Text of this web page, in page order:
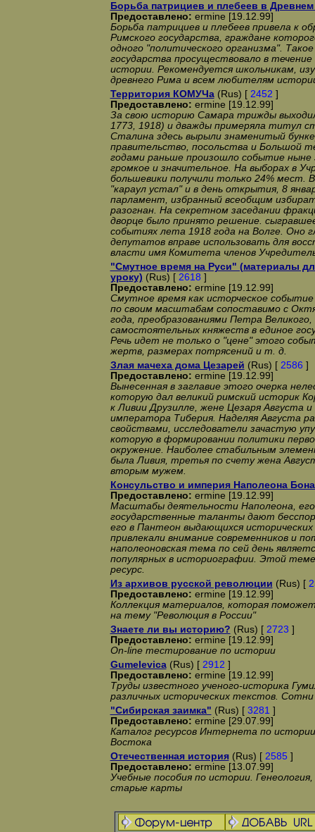
Борьба патрициев и плебеев в
Предоставлено: ermine [19.12.99]
Борьба патрициев и плебеев привела к
Римского государства, граждане
одного "политического организма".
государства просуществовало в течение
истории. Рекомендуется школьникам,
древнего Рима и всем любителям
Территория КОМУЧа(Rus) [ 2452 ]
Предоставлено: ermine [19.12.99]
За свою историю Самара трижды
1773, 1918) и дважды примеряла титул
Сталина здесь вырыли знаменитый
правительство, посольства и Большой
годами раньше произошло событие
громкое и значительное. На выборах в
большевики получили только 24% мест.
"караул устал" и в день открытия, 8
парламент, избранный всеобщим
разогнан. На секретном заседании
дворце было принято решение.
событиях лета 1918 года на Волге. Оно
депутатов вправе использовать для
власти имя Комитета членов
"Смутное время на Руси" (материалы
уроку) (Rus) [ 2618 ]
Предоставлено: ermine [19.12.99]
Смутное время как исторческое
по своим масштабам сопоставимо с
года, преобразованиями Петра
самостоятельных княжеств в единое
Речь идет не только о "цене" этого
жертв, размерах потрясений и т. д.
Злая мачеха дома Цезарей (Rus) [ 2586 ]
Предоставлено: ermine [19.12.99]
Вынесенная в заглавие этого очерка
которую дал великий римский историк
к Ливии Друзилле, жене Цезаря Августа
императора Тиберия. Наделяя Августа
свойствами, исследователи зачастую
которую в формировании политики
окружение. Наиболее стабильным
была Ливия, третья по счету жена
вторым мужем.
Консульство и империя Наполеона
Предоставлено: ermine [19.12.99]
Масштабы деятельности Наполеона, его
государственные таланты дают
его в Пантеон выдающихся
привлекали внимание современников и
наполеоновская тема по сей день
популярных в историографии. Этой
ресурс.
Из архивов русской революции (Rus) [
Предоставлено: ermine [19.12.99]
Коллекция материалов, которая
на тему "Революция в России"
Знаете ли вы историю? (Rus) [ 2723 ]
Предоставлено: ermine [19.12.99]
On-line тестирование по истории
Gumelevica(Rus) [ 2912 ]
Предоставлено: ermine [19.12.99]
Труды известного ученого-историка
различных исторических текстов.
"Сибирская заимка" (Rus) [ 3281 ]
Предоставлено: ermine [29.07.99]
Каталог ресурсов Интернета по
Востока
Отечественная история(Rus) [ 2585 ]
Предоставлено: ermine [13.07.99]
Учебные пособия по истории.
старые карты